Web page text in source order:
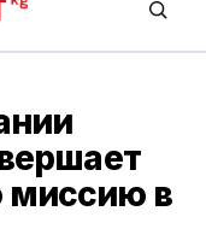
миссию в